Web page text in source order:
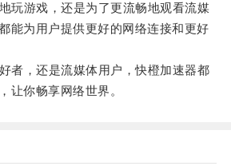
游戏，还是为了更流畅地观看流媒
能为用户提供更好的网络连接和更好
，还是流媒体用户，快橙加速器都
让你畅享网络世界。